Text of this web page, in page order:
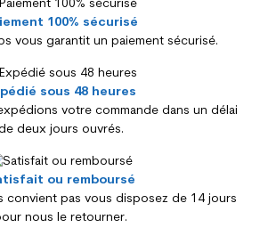
100% sécurisé
vous garantit un paiement sécurisé.
sous 48 heures
votre commande dans un délai
deux jours ouvrés.
ou remboursé
convient pas vous disposez de 14 jours
nous le retourner.